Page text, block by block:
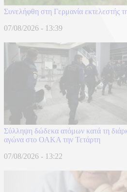
Συνελήφθη στη Γερμανία εκτελεστής
07/08/2026 - 13:39
Σύλληψη δώδεκα ατόμων κατά τη
αγώνα στο ΟΑΚΑ την Τετάρτη
07/08/2026 - 13:22